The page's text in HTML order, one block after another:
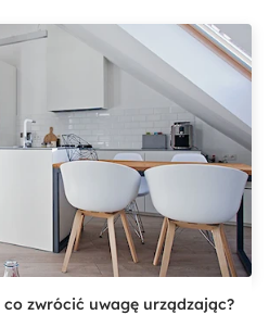
zwrócić uwagę urządzając?